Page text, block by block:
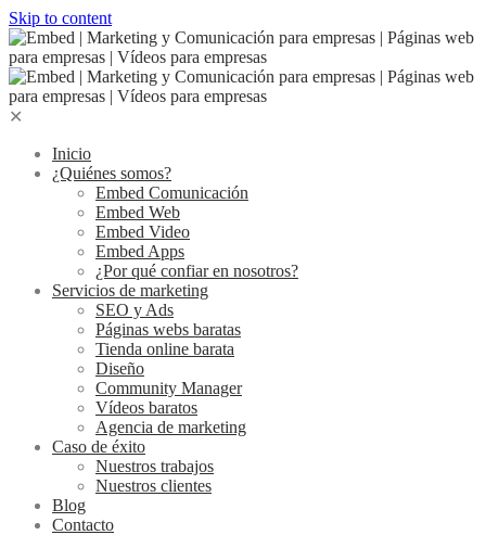
Skip to content
✕
Inicio
¿Quiénes somos?
Embed Comunicación
Embed Web
Embed Video
Embed Apps
¿Por qué confiar en nosotros?
Servicios de marketing
SEO y Ads
Páginas webs baratas
Tienda online barata
Diseño
Community Manager
Vídeos baratos
Agencia de marketing
Caso de éxito
Nuestros trabajos
Nuestros clientes
Blog
Contacto